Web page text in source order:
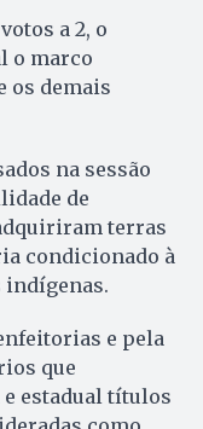
a 2, o
o marco
os demais
na sessão
de
terras
condicionado à
indígenas.
e pela
que
estadual títulos